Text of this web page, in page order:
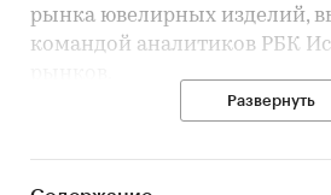
рынка ювелирных изделий,
командой аналитиков РБК
В исследование представлена
розницы, включая
структуры рынка, а также
Развернуть